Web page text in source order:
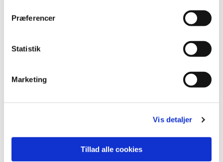
Præferencer
Statistik
Marketing
Vis detaljer
Tillad alle cookies
Du vil måske også kunne
lide...